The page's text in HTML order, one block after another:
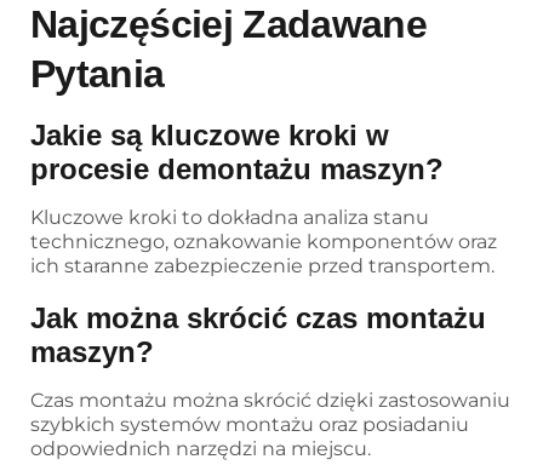
Najczęściej Zadawane
Pytania
Jakie są kluczowe kroki w
procesie demontażu maszyn?
Kluczowe kroki to dokładna analiza stanu
technicznego, oznakowanie komponentów oraz
ich staranne zabezpieczenie przed transportem.
Jak można skrócić czas montażu
maszyn?
Czas montażu można skrócić dzięki zastosowaniu
szybkich systemów montażu oraz posiadaniu
odpowiednich narzędzi na miejscu.